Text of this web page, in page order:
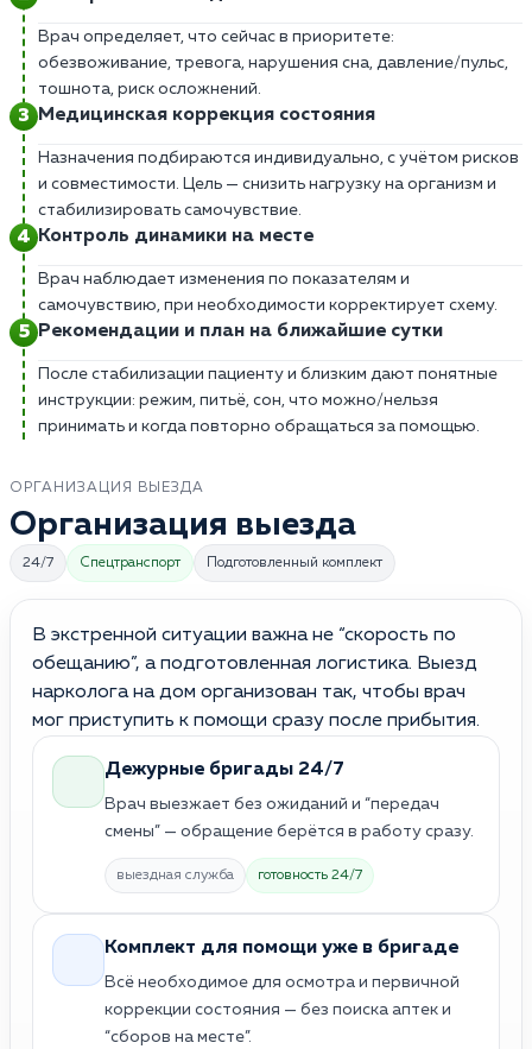
Врач определяет, что сейчас в приоритете:
обезвоживание, тревога, нарушения сна, давление/пульс,
тошнота, риск осложнений.
Медицинская коррекция состояния
Назначения подбираются индивидуально, с учётом рисков
и совместимости. Цель — снизить нагрузку на организм и
стабилизировать самочувствие.
Контроль динамики на месте
Врач наблюдает изменения по показателям и
самочувствию, при необходимости корректирует схему.
Рекомендации и план на ближайшие сутки
После стабилизации пациенту и близким дают понятные
инструкции: режим, питьё, сон, что можно/нельзя
принимать и когда повторно обращаться за помощью.
ОРГАНИЗАЦИЯ ВЫЕЗДА
Организация выезда
24/7 Спецтранспорт Подготовленный комплект
В экстренной ситуации важна не “скорость по
обещанию”, а подготовленная логистика. Выезд
нарколога на дом организован так, чтобы врач
мог приступить к помощи сразу после прибытия.
Дежурные бригады 24/7
Врач выезжает без ожиданий и “передач
смены” — обращение берётся в работу сразу.
выездная служба готовность 24/7
Комплект для помощи уже в бригаде
Всё необходимое для осмотра и первичной
коррекции состояния — без поиска аптек и
“сборов на месте”.